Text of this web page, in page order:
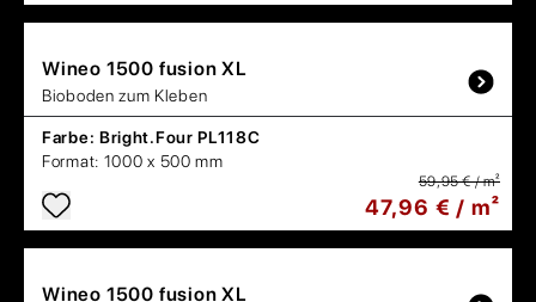
Wineo 1500 fusion XL
Bioboden zum Kleben
Farbe: Bright.Four PL118C
Format: 1000 x 500 mm
59,95 € / m²
47,96 € / m²
Wineo 1500 fusion XL